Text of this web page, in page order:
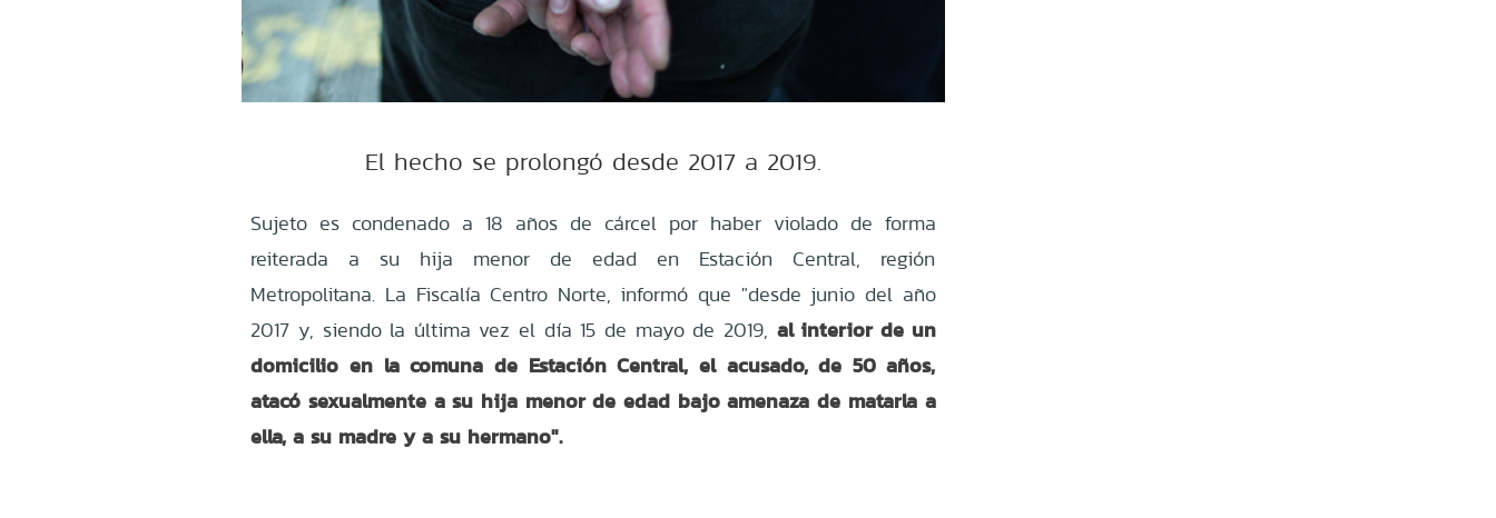
El hecho se prolongó desde 2017 a 2019.
Sujeto es condenado a 18 años de cárcel por haber violado de forma
reiterada a su hija menor de edad en Estación Central, región
Metropolitana. La Fiscalía Centro Norte, informó que "desde junio del año
2017 y, siendo la última vez el día 15 de mayo de 2019, al interior de un
domicilio en la comuna de Estación Central, el acusado, de 50 años,
atacó sexualmente a su hija menor de edad bajo amenaza de matarla a
ella, a su madre y a su hermano".